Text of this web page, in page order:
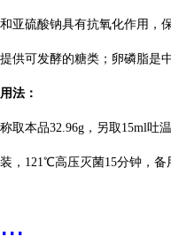
和亚硫酸钠具有抗氧化作用，
提供可发酵的糖类；卵磷脂是
用法：
称取本品32.96g，另取15ml吐
装，121℃高压灭菌15分钟，备
...